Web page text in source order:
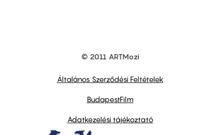
© 2011 ARTMozi
Általános Szerződési Feltételek
BudapestFilm
Adatkezelési tájékoztató